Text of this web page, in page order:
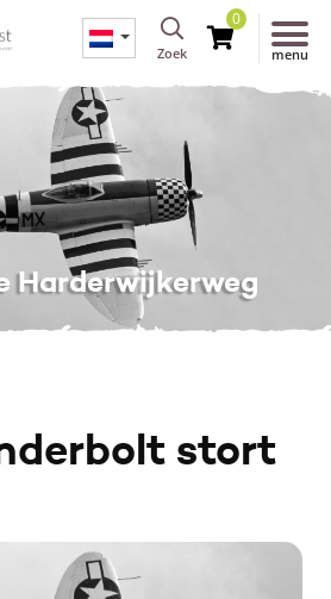
Zoek
0
menu
Harderwijkerweg
stort